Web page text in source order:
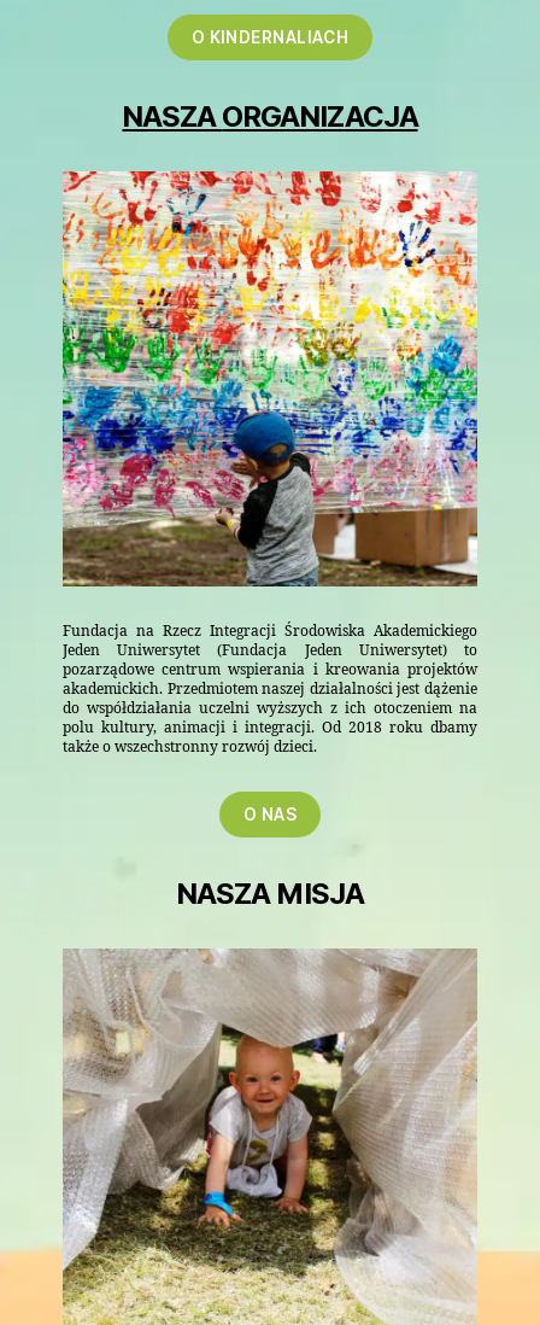
O KINDERNALIACH
NASZAORGANIZACJA
Fundacja na Rzecz Integracji Środowiska Akademickiego
Jeden Uniwersytet (Fundacja Jeden Uniwersytet) to
pozarządowe centrum wspierania i kreowania projektów
akademickich. Przedmiotem naszej działalności jest dążenie
do współdziałania uczelni wyższych z ich otoczeniem na
polu kultury, animacji i integracji. Od 2018 roku dbamy
także o wszechstronny rozwój dzieci.
O NAS
NASZA MISJA